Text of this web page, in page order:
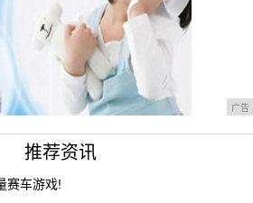
广告
推荐资讯
赛车游戏!